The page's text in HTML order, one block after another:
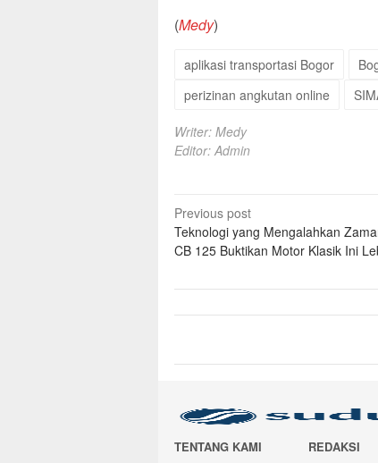
(Medy)
aplikasi transportasi Bogor
perizinan angkutan online
Writer: Medy
Editor: Admin
Post
navigation
Previous post
Teknologi yang Mengalahkan
CB 125 Buktikan Motor Klasik Ini
TENTANG KAMI REDAKSI